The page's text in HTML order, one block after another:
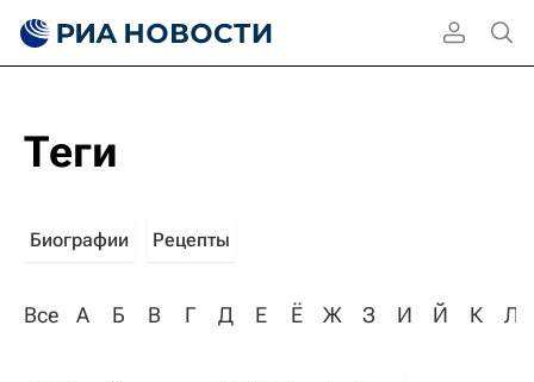
Теги
Биографии Рецепты
Все А Б В Г Д Е Ё Ж З И Й К Л